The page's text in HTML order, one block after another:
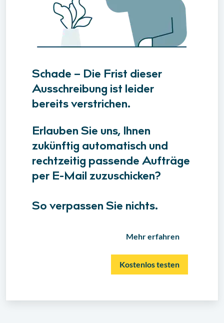
Schade – Die Frist dieser
Ausschreibung ist leider
bereits verstrichen.
Erlauben Sie uns, Ihnen
zukünftig automatisch und
rechtzeitig passende Aufträge
per E-Mail zuzuschicken?
So verpassen Sie nichts.
Mehr erfahren
Kostenlos testen